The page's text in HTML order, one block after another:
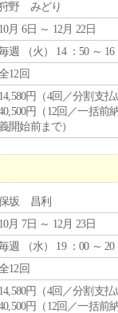
野 みどり
10月 6日 ～ 12月 22日
週 （火 ） 14 ：50 ～ 16
12回
14,580円（4回／分割支払
円（12回／一括前
開始前まで）
坂 昌利
10月 7日 ～ 12月 23日
週 （水） 19 ：00 ～ 20
12回
14,580円（4回／分割支払
円（12回／一括前